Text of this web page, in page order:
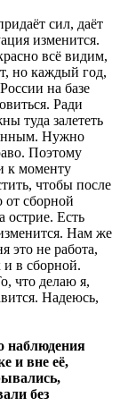
сил, даёт
изменится.
всё видим,
но каждый год,
на базе
Ради
туда залететь
Нужно
Поэтому
к моменту
чтобы после
от сборной
острие. Есть
Нам же
это не работа,
и в сборной.
что делаю я,
Надеюсь,
наблюдения
и вне её,
без